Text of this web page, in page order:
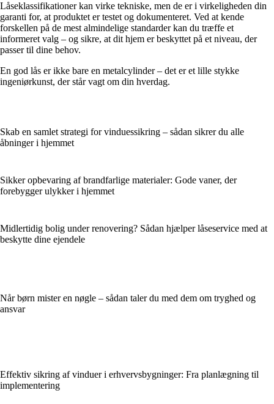
Låseklassifikationer kan virke tekniske, men de er i virkeligheden din
garanti for, at produktet er testet og dokumenteret. Ved at kende
forskellen på de mest almindelige standarder kan du træffe et
informeret valg – og sikre, at dit hjem er beskyttet på et niveau, der
passer til dine behov.
En god lås er ikke bare en metalcylinder – det er et lille stykke
ingeniørkunst, der står vagt om din hverdag.
Skab en samlet strategi for vinduessikring – sådan sikrer du alle
åbninger i hjemmet
Sikker opbevaring af brandfarlige materialer: Gode vaner, der
forebygger ulykker i hjemmet
Midlertidig bolig under renovering? Sådan hjælper låseservice med at
beskytte dine ejendele
Når børn mister en nøgle – sådan taler du med dem om tryghed og
ansvar
Effektiv sikring af vinduer i erhvervsbygninger: Fra planlægning til
implementering